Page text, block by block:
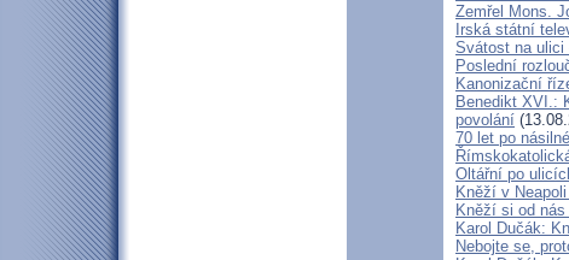
Zemřel Mons.
Irská státní
Svátost na
Poslední
Kanonizační
Benedikt XVI.:
povolání
70 let po
Oltářní po
Kněží v
Kněží si od
Karol Dučák:
Nebojte se,